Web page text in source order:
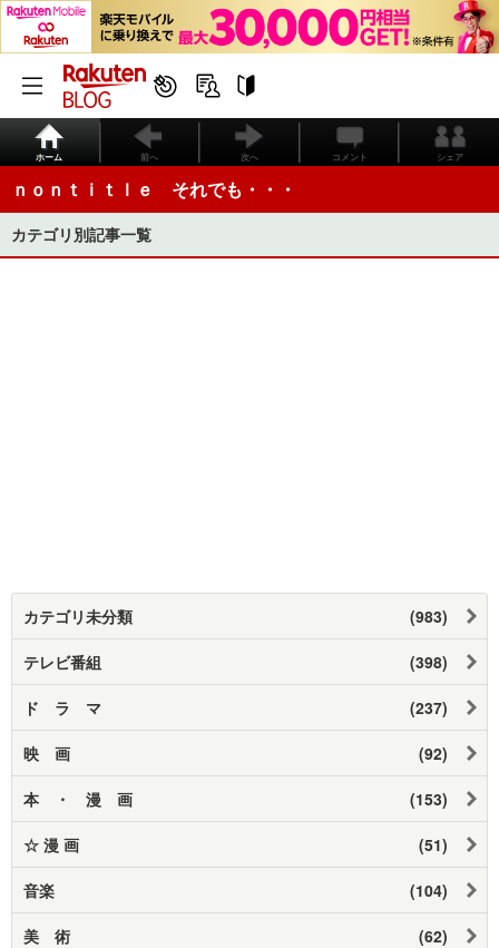
ホーム 前へ 次へ コメント シェア
ｎｏｎｔｉｔｌｅ それでも・・・
カテゴリ別記事一覧
カテゴリ未分類 (983)
テレビ番組 (398)
ド ラ マ (237)
映 画 (92)
本 ・ 漫 画 (153)
☆ 漫 画 (51)
音楽 (104)
美 術 (62)